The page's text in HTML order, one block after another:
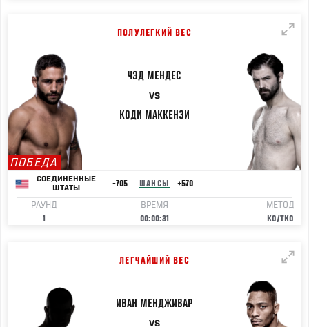
ПОЛУЛЕГКИЙ ВЕС
ПОБЕДА
ЧЭД МЕНДЕС
VS
КОДИ МАККЕНЗИ
СОЕДИНЕННЫЕ
ШТАТЫ
-705 ШАНСЫ +570
РАУНД
1
ВРЕМЯ
00:00:31
МЕТОД
KO/TKO
ЛЕГЧАЙШИЙ ВЕС
ИВАН МЕНДЖИВАР
VS